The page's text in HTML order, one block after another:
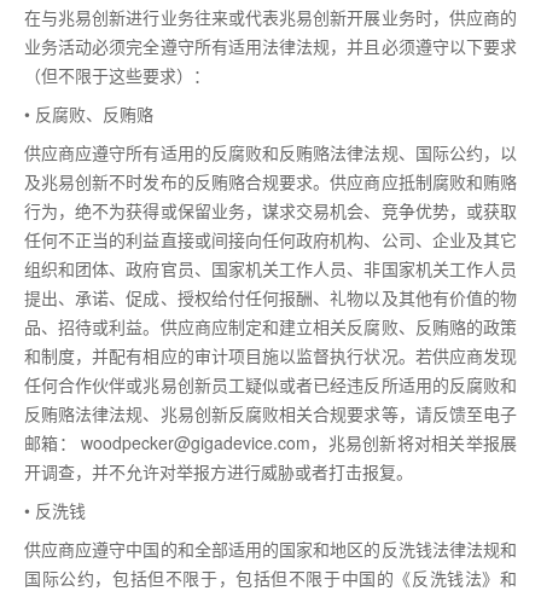
在与兆易创新进行业务往来或代表兆易创新开展业务时，供应商的
业务活动必须完全遵守所有适用法律法规，并且必须遵守以下要求
（但不限于这些要求）：
• 反腐败、反贿赂
供应商应遵守所有适用的反腐败和反贿赂法律法规、国际公约，以
及兆易创新不时发布的反贿赂合规要求。供应商应抵制腐败和贿赂
行为，绝不为获得或保留业务，谋求交易机会、竞争优势，或获取
任何不正当的利益直接或间接向任何政府机构、公司、企业及其它
组织和团体、政府官员、国家机关工作人员、非国家机关工作人员
提出、承诺、促成、授权给付任何报酬、礼物以及其他有价值的物
品、招待或利益。供应商应制定和建立相关反腐败、反贿赂的政策
和制度，并配有相应的审计项目施以监督执行状况。若供应商发现
任何合作伙伴或兆易创新员工疑似或者已经违反所适用的反腐败和
反贿赂法律法规、兆易创新反腐败相关合规要求等，请反馈至电子
邮箱： woodpecker@gigadevice.com，兆易创新将对相关举报展
开调查，并不允许对举报方进行威胁或者打击报复。
• 反洗钱
供应商应遵守中国的和全部适用的国家和地区的反洗钱法律法规和
国际公约，包括但不限于，包括但不限于中国的《反洗钱法》和